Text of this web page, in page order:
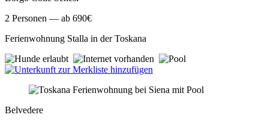
2 Personen — ab 690€
Ferienwohnung Stalla in der Toskana
Belvedere